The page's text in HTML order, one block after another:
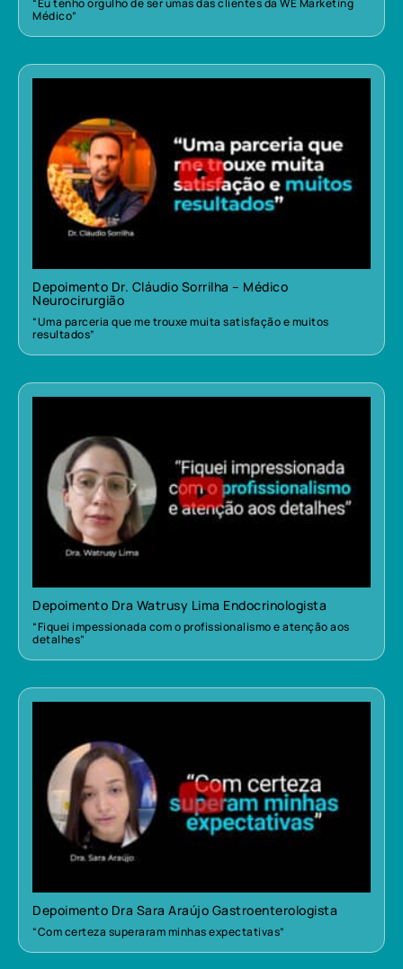
“Eu tenho orgulho de ser umas das clientes da WE Marketing
Médico”
Depoimento Dr. Cláudio Sorrilha – Médico
Neurocirurgião
“Uma parceria que me trouxe muita satisfação e muitos
resultados”
Depoimento Dra Watrusy Lima Endocrinologista
“Fiquei impessionada com o profissionalismo e atenção aos
detalhes”
Depoimento Dra Sara Araújo Gastroenterologista
“Com certeza superaram minhas expectativas”